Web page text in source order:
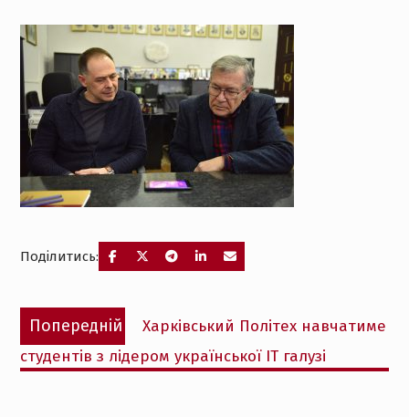
Поділитись:
Навігація
записів
Попередній
Попередній
запис:
Харківський Політех навчатиме
студентів з лідером української IT галузі